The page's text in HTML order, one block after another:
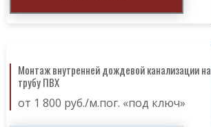
Монтаж внутренней дождевой канализации на
трубу ПВХ
от 1 800 руб./м.пог. «под ключ»